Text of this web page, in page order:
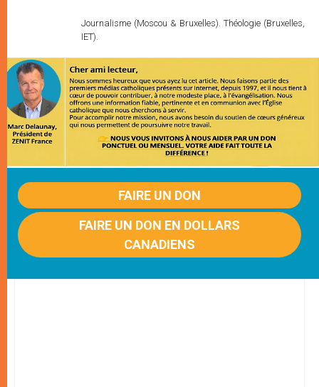
Journalisme (Moscou & Bruxelles). Théologie (Bruxelles,
IET).
FAIRE UN DON
FAIRE UN DON EN DOLLARS
CANADIENS